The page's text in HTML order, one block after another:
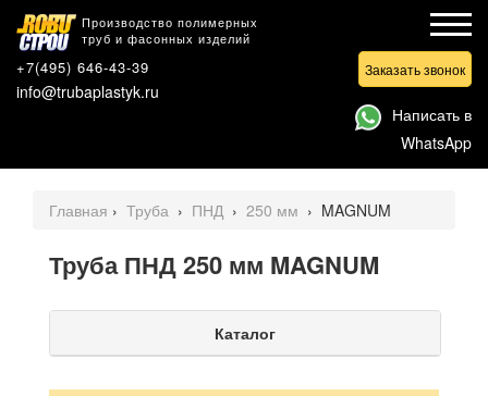
Производство полимерных
труб и фасонных изделий
+7(495) 646-43-39
info@trubaplastyk.ru
Заказать звонок
Написать в
WhatsApp
Главная › Труба › ПНД › 250 мм › MAGNUM
Труба ПНД 250 мм MAGNUM
Каталог